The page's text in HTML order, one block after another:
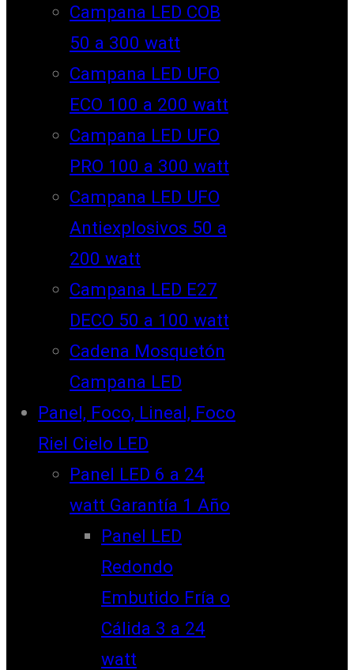
Campana LED COB
50 a 300 watt
Campana LED UFO
ECO 100 a 200 watt
Campana LED UFO
PRO 100 a 300 watt
Campana LED UFO
Antiexplosivos 50 a
200 watt
Campana LED E27
DECO 50 a 100 watt
Cadena Mosquetón
Campana LED
Panel, Foco, Lineal, Foco
Riel Cielo LED
Panel LED 6 a 24
watt Garantía 1 Año
Panel LED
Redondo
Embutido Fría o
Cálida 3 a 24
watt